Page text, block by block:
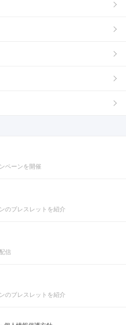
ペーンを開催
のブレスレットを紹介
信
のブレスレットを紹介